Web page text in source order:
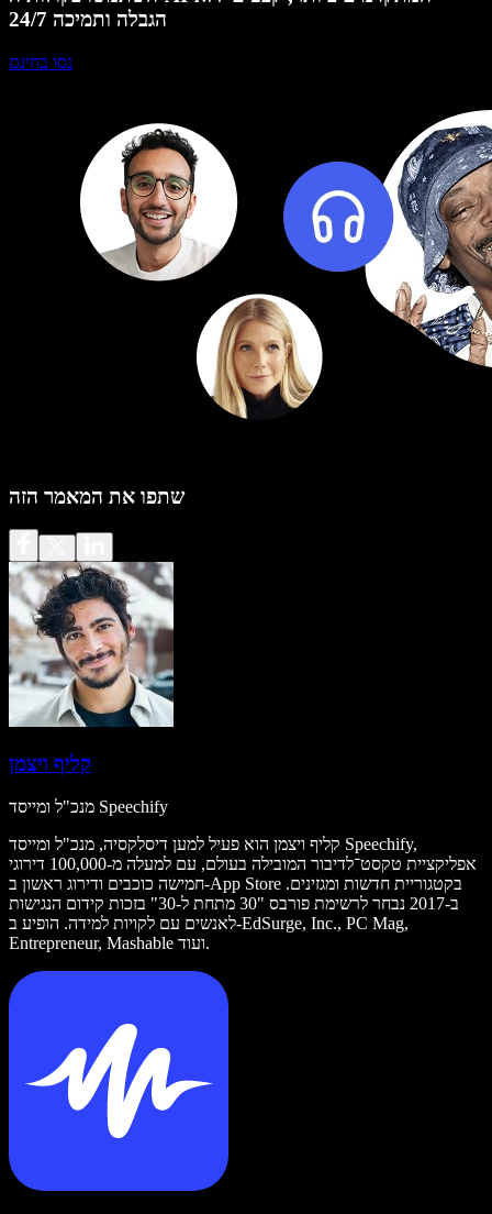
הגבלה ותמיכה 24/7
נסו בחינם
שתפו את המאמר הזה
קליף ויצמן
מנכ"ל ומייסד Speechify
קליף ויצמן הוא פעיל למען דיסלקסיה, מנכ"ל ומייסד Speechify,
אפליקציית טקסט־לדיבור המובילה בעולם, עם למעלה מ-100,000 דירוגי
חמישה כוכבים ודירוג ראשון ב-App Store בקטגוריית חדשות ומגזינים.
ב-2017 נבחר לרשימת פורבס "30 מתחת ל-30" בזכות קידום הנגישות
לאנשים עם לקויות למידה. הופיע ב-EdSurge, Inc., PC Mag,
Entrepreneur, Mashable ועוד.